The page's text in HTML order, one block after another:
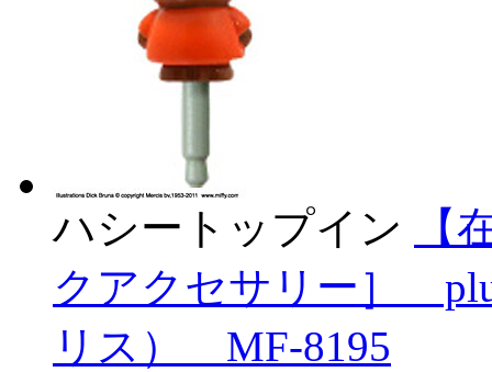
ハシートップイン
【
クアクセサリー］
リス） MF-8195